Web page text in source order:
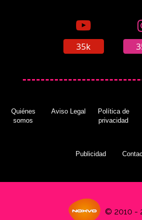
35k
Quiénes
somos
Aviso Legal
Política de
privacidad
Publicidad
© 2010 -